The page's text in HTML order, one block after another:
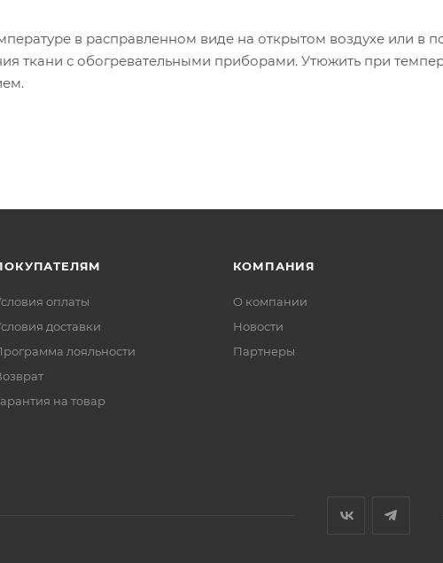
в расправленном виде на открытом воздухе или в
ткани с обогревательными приборами. Утюжить при
оплаты
доставки
лояльности
на товар
КОМПАНИЯ
О компании
Новости
Партнеры